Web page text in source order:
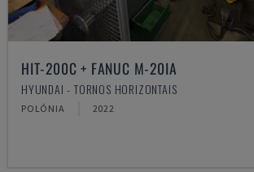
HIT-200C + FANUC M-20IA
HYUNDAI - TORNOS HORIZONTAIS
POLÓNIA 2022